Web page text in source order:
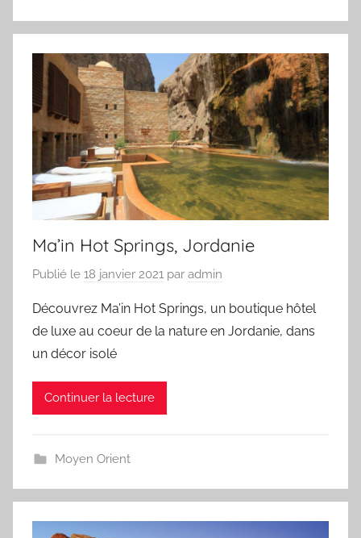
Ma’in Hot Springs, Jordanie
Publié le 18 janvier 2021 par admin
Découvrez Ma’in Hot Springs, un boutique hôtel
de luxe au coeur de la nature en Jordanie, dans
un décor isolé
Continuer la lecture
Moyen Orient